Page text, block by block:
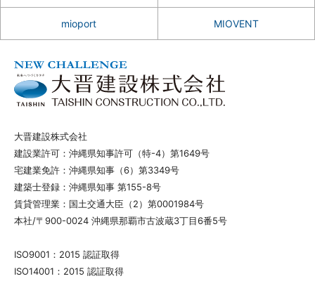
mioport MIOVENT
大晋建設株式会社
建設業許可：沖縄県知事許可（特-4）第1649号
宅建業免許：沖縄県知事（6）第3349号
建築士登録：沖縄県知事 第155-8号
賃貸管理業：国土交通大臣（2）第0001984号
本社/〒900-0024 沖縄県那覇市古波蔵3丁目6番5号
ISO9001：2015 認証取得
ISO14001：2015 認証取得